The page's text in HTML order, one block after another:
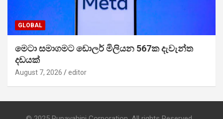
GLOBAL
මෙටා සමාගමට ඩොලර් මිලියන 567ක දැවැන්ත
දඩයක්
August 7, 2026 editor